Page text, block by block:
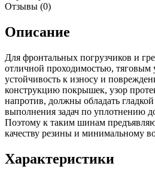
Отзывы (0)
Описание
Для фронтальных погрузчиков и
отличной проходимостью, тяговым
устойчивость к износу и
конструкцию покрышек, узор
напротив, должны обладать
выполнения задач по уплотнению
Поэтому к таким шинам
качеству резины и минимальному
Характеристики